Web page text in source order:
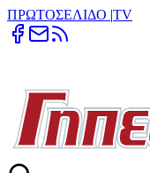
ΠΡΩΤΟΣΕΛΙΔΟ |TV